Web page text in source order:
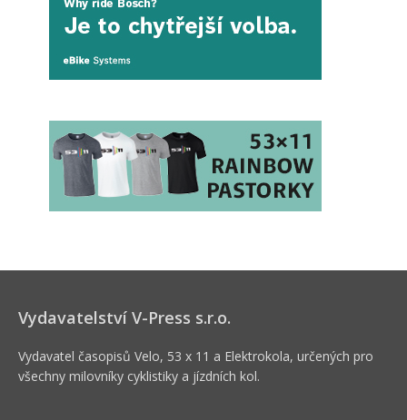
Vydavatelství V-Press s.r.o.
Vydavatel časopisů Velo, 53 x 11 a Elektrokola, určených pro
všechny milovníky cyklistiky a jízdních kol.